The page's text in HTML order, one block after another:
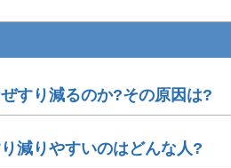
すり減るのか?その原因は?
減りやすいのはどんな人?